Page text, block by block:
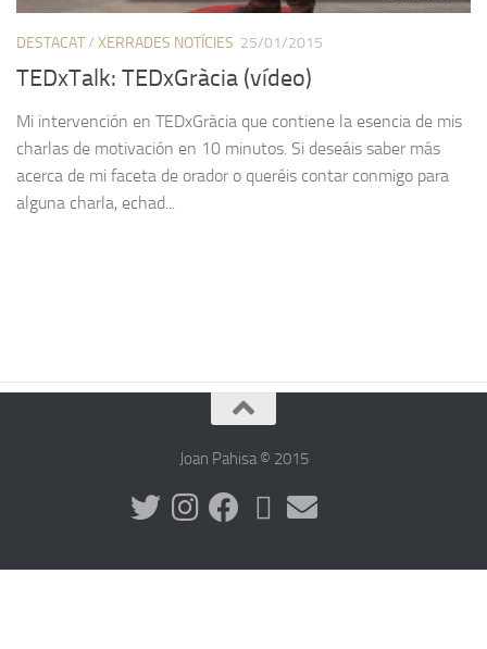
DESTACAT/ XERRADES NOTÍCIES 25/01/2015
TEDxTalk: TEDxGràcia (vídeo)
Mi intervención en TEDxGràcia que contiene la esencia de mis
charlas de motivación en 10 minutos. Si deseáis saber más
acerca de mi faceta de orador o queréis contar conmigo para
alguna charla, echad...
Joan Pahisa © 2015